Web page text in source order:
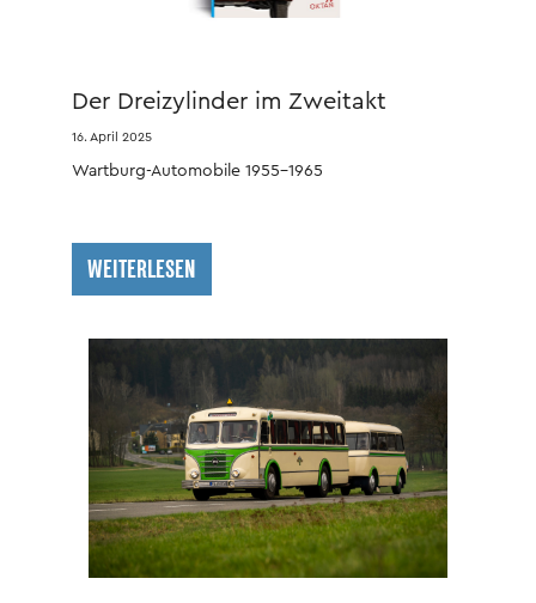
Der Dreizylinder im Zweitakt
16. April 2025
Wartburg-Automobile 1955–1965
WEITERLESEN